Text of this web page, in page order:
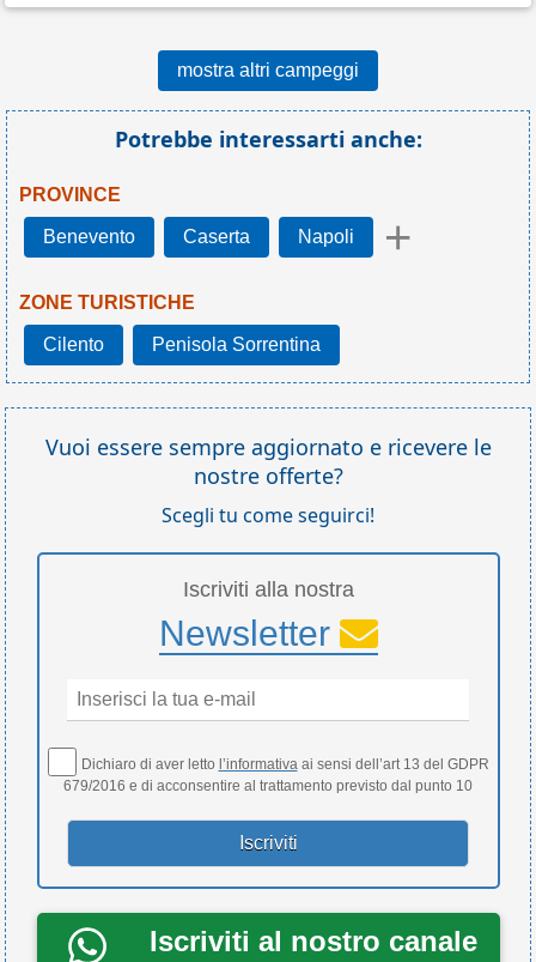
mostra altri campeggi
Potrebbe interessarti anche:
PROVINCE
Benevento Caserta Napoli +
ZONE TURISTICHE
Cilento Penisola Sorrentina
Vuoi essere sempre aggiornato e ricevere le
nostre offerte?
Scegli tu come seguirci!
Iscriviti alla nostra
Newsletter
Dichiaro di aver letto l’informativa ai sensi dell’art 13 del GDPR
679/2016 e di acconsentire al trattamento previsto dal punto 10
Iscriviti al nostro canale